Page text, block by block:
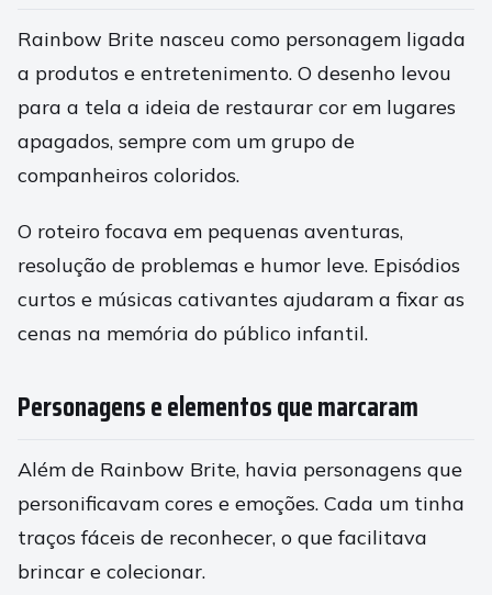
Rainbow Brite nasceu como personagem ligada
a produtos e entretenimento. O desenho levou
para a tela a ideia de restaurar cor em lugares
apagados, sempre com um grupo de
companheiros coloridos.
O roteiro focava em pequenas aventuras,
resolução de problemas e humor leve. Episódios
curtos e músicas cativantes ajudaram a fixar as
cenas na memória do público infantil.
Personagens e elementos que marcaram
Além de Rainbow Brite, havia personagens que
personificavam cores e emoções. Cada um tinha
traços fáceis de reconhecer, o que facilitava
brincar e colecionar.